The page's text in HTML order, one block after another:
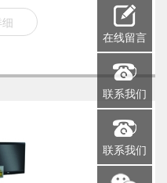
在线留言
联系我们
联系我们